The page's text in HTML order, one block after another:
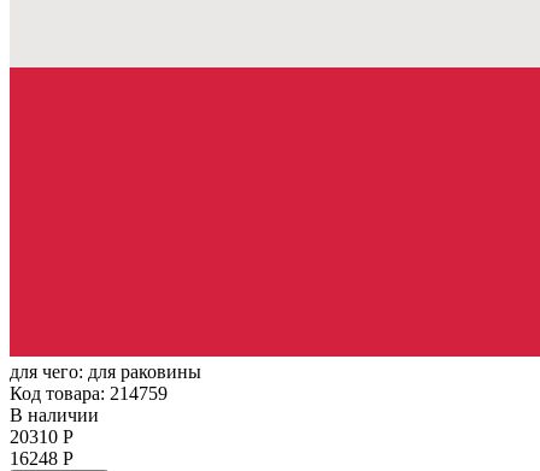
для чего: для раковины
Код товара: 214759
В наличии
20310 Р
16248 Р